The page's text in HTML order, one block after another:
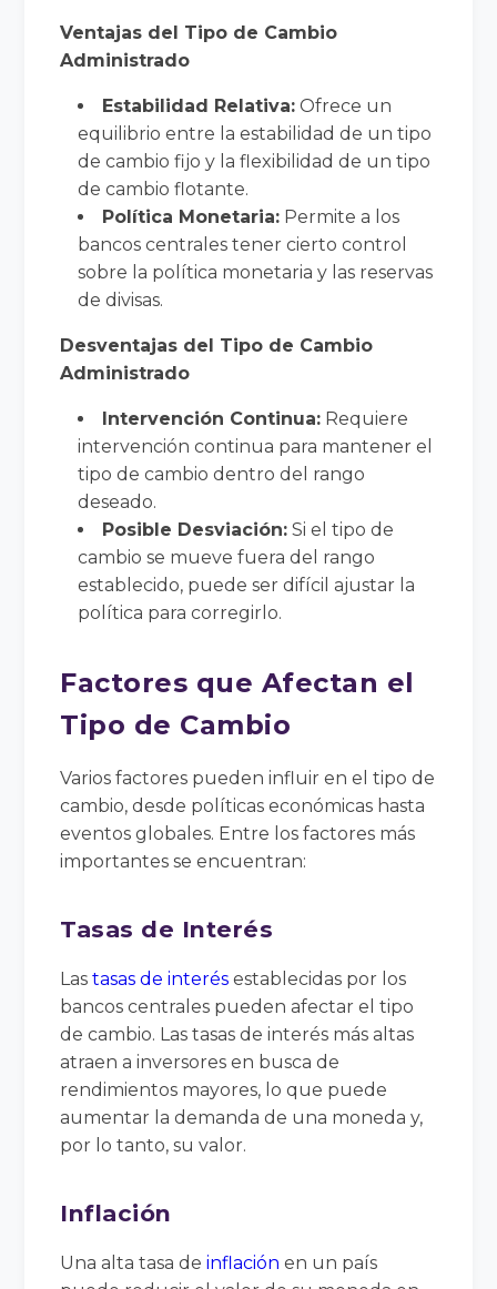
Ventajas del Tipo de Cambio
Administrado
Estabilidad Relativa: Ofrece un
equilibrio entre la estabilidad de un tipo
de cambio fijo y la flexibilidad de un tipo
de cambio flotante.
Política Monetaria: Permite a los
bancos centrales tener cierto control
sobre la política monetaria y las reservas
de divisas.
Desventajas del Tipo de Cambio
Administrado
Intervención Continua: Requiere
intervención continua para mantener el
tipo de cambio dentro del rango
deseado.
Posible Desviación: Si el tipo de
cambio se mueve fuera del rango
establecido, puede ser difícil ajustar la
política para corregirlo.
Factores que Afectan el
Tipo de Cambio
Varios factores pueden influir en el tipo de
cambio, desde políticas económicas hasta
eventos globales. Entre los factores más
importantes se encuentran:
Tasas de Interés
Lastasas de interés establecidas por los
bancos centrales pueden afectar el tipo
de cambio. Las tasas de interés más altas
atraen a inversores en busca de
rendimientos mayores, lo que puede
aumentar la demanda de una moneda y,
por lo tanto, su valor.
Inflación
Una alta tasa deinflación en un país